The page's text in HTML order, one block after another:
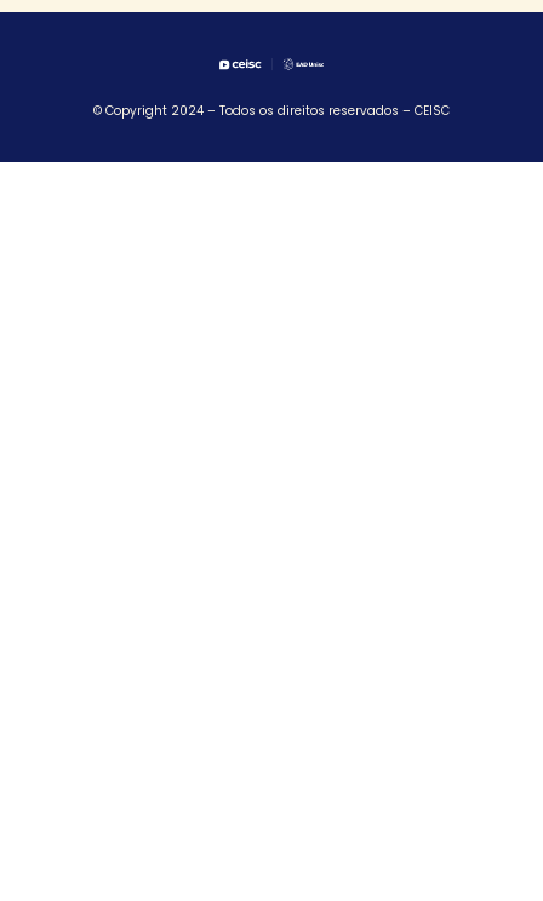
© Copyright 2024 – Todos os direitos reservados – CEISC